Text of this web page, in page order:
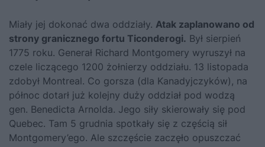
Miały jej dokonać dwa oddziały. Atak zaplanowano od
strony granicznego fortu Ticonderogi. Był sierpień
1775 roku. Generał Richard Montgomery wyruszył na
czele liczącego 1200 żołnierzy oddziału. 13 listopada
zdobył Montreal. Co gorsza (dla Kanadyjczyków), na
północ dotarł już kolejny duży oddział pod wodzą
gen. Benedicta Arnolda. Jego siły skierowały się pod
Quebec. Tam 5 grudnia spotkały się z częścią sił
Montgomery’ego. Ale szczęście zaczęło opuszczać